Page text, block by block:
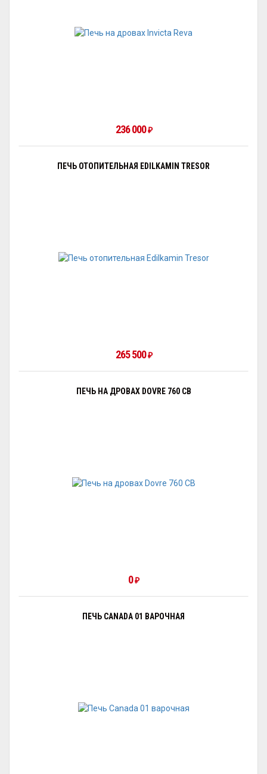
236 000₽
ПЕЧЬ ОТОПИТЕЛЬНАЯ EDILKAMIN TRESOR
265 500₽
ПЕЧЬ НА ДРОВАХ DOVRE 760 CB
0₽
ПЕЧЬ CANADA 01 ВАРОЧНАЯ